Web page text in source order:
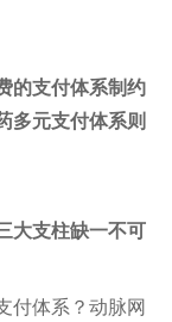
的支付体系制约
多元支付体系则
大支柱缺一不可
付体系？动脉网